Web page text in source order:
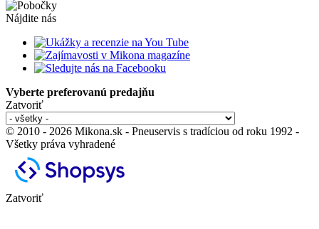
Nájdite nás
Vyberte preferovanú predajňu
Zatvoriť
© 2010 - 2026 Mikona.sk - Pneuservis s tradíciou od roku 1992 -
Všetky práva vyhradené
Zatvoriť